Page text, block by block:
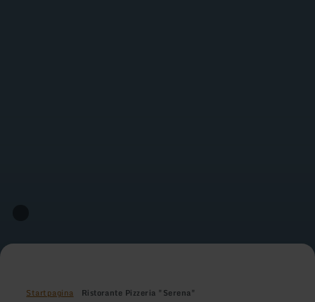
Startpagina Ristorante Pizzeria "Serena"